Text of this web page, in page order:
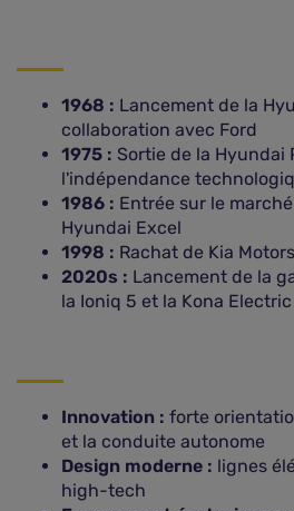
1968 : Lancement de la
collaboration avec Ford
1975 : Sortie de la Hyundai
l'indépendance
1986 : Entrée sur le
Hyundai Excel
1998 : Rachat de Kia Motors
2020s : Lancement de la
la Ioniq 5 et la Kona Electric
Innovation : forte
et la conduite autonome
Design moderne : lignes
high-tech